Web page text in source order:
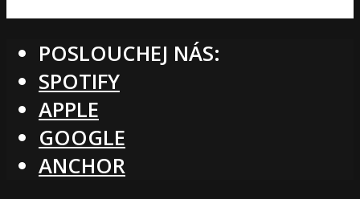
POSLOUCHEJ NÁS:
SPOTIFY
APPLE
GOOGLE
ANCHOR